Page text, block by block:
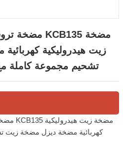
زيت هيدروليكية
تشحيم مجموعة كاملة